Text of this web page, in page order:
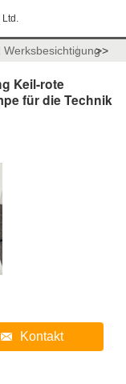
Ltd.
Werksbesichtigung>>
Keil-rote
für die Technik
Kontakt